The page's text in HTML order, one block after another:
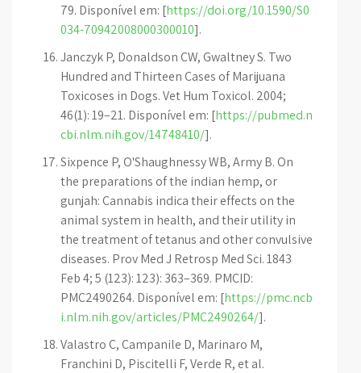
79. Disponível em: [https://doi.org/10.1590/S0
034-70942008000300010].
Janczyk P, Donaldson CW, Gwaltney S. Two
Hundred and Thirteen Cases of Marijuana
Toxicoses in Dogs. Vet Hum Toxicol. 2004;
46(1): 19–21. Disponível em: [https://pubmed.n
cbi.nlm.nih.gov/14748410/].
Sixpence P, O'Shaughnessy WB, Army B. On
the preparations of the indian hemp, or
gunjah: Cannabis indica their effects on the
animal system in health, and their utility in
the treatment of tetanus and other convulsive
diseases. Prov Med J Retrosp Med Sci. 1843
Feb 4; 5 (123): 123): 363–369. PMCID:
PMC2490264. Disponível em: [https://pmc.ncb
i.nlm.nih.gov/articles/PMC2490264/].
Valastro C, Campanile D, Marinaro M,
Franchini D, Piscitelli F, Verde R, et al.